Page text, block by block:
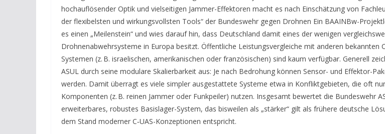
hochauflösender Optik und vielseitigen Jammer-Effektoren macht es nach Einschätzung von
der flexibelsten und wirkungsvollsten Tools“ der Bundeswehr gegen Drohnen Ein BAAINBw-
es einen „Meilenstein“ und wies darauf hin, dass Deutschland damit eines der wenigen
Drohnenabwehrsysteme in Europa besitzt. Öffentliche Leistungsvergleiche mit anderen bekannten
Systemen (z. B. israelischen, amerikanischen oder französischen) sind kaum verfügbar. Generell
ASUL durch seine modulare Skalierbarkeit aus: Je nach Bedrohung können Sensor- und Effektor-
werden. Damit überragt es viele simpler ausgestattete Systeme etwa in Konfliktgebieten, die oft
Komponenten (z. B. reinen Jammer oder Funkpeiler) nutzen. Insgesamt bewertet die Bundeswehr
erweiterbares, robustes Basislager-System, das bisweilen als „stärker“ gilt als frühere deutsche
dem Stand moderner C‑UAS-Konzeptionen entspricht.